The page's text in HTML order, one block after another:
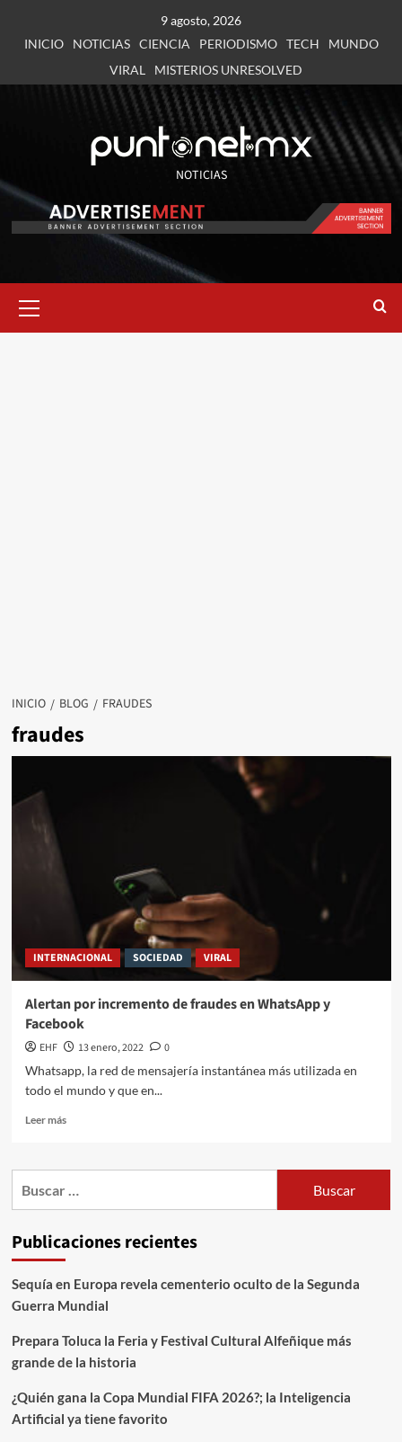
9 agosto, 2026
INICIO
NOTICIAS CIENCIA PERIODISMO TECH
MUNDO
VIRAL
MISTERIOS UNRESOLVED
NOTICIAS
INICIO BLOG FRAUDES
fraudes
INTERNACIONAL SOCIEDAD VIRAL
Alertan por incremento de fraudes en WhatsApp y
Facebook
EHF 13 enero, 2022
0
Whatsapp, la red de mensajería instantánea más utilizada en
todo el mundo y que en...
Leer más
Publicaciones recientes
Sequía en Europa revela cementerio oculto de la Segunda
Guerra Mundial
Prepara Toluca la Feria y Festival Cultural Alfeñique más
grande de la historia
¿Quién gana la Copa Mundial FIFA 2026?; la Inteligencia
Artificial ya tiene favorito